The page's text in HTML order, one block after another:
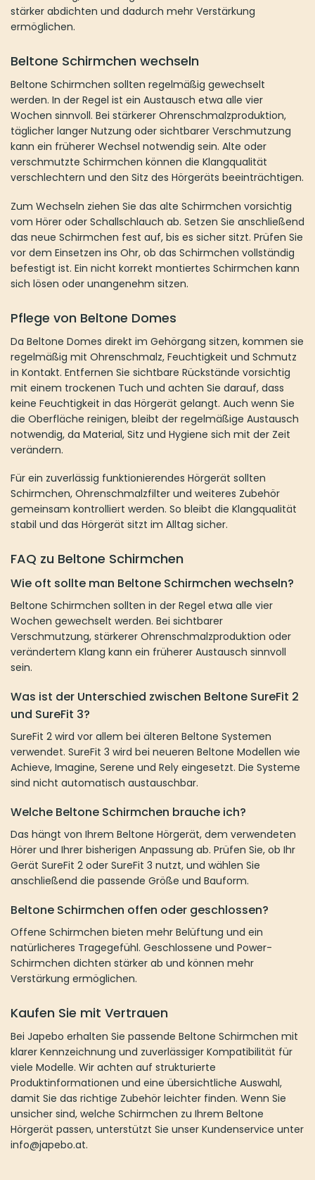
stärker abdichten und dadurch mehr Verstärkung
ermöglichen.
Beltone Schirmchen wechseln
Beltone Schirmchen sollten regelmäßig gewechselt
werden. In der Regel ist ein Austausch etwa alle vier
Wochen sinnvoll. Bei stärkerer Ohrenschmalzproduktion,
täglicher langer Nutzung oder sichtbarer Verschmutzung
kann ein früherer Wechsel notwendig sein. Alte oder
verschmutzte Schirmchen können die Klangqualität
verschlechtern und den Sitz des Hörgeräts beeinträchtigen.
Zum Wechseln ziehen Sie das alte Schirmchen vorsichtig
vom Hörer oder Schallschlauch ab. Setzen Sie anschließend
das neue Schirmchen fest auf, bis es sicher sitzt. Prüfen Sie
vor dem Einsetzen ins Ohr, ob das Schirmchen vollständig
befestigt ist. Ein nicht korrekt montiertes Schirmchen kann
sich lösen oder unangenehm sitzen.
Pflege von Beltone Domes
Da Beltone Domes direkt im Gehörgang sitzen, kommen sie
regelmäßig mit Ohrenschmalz, Feuchtigkeit und Schmutz
in Kontakt. Entfernen Sie sichtbare Rückstände vorsichtig
mit einem trockenen Tuch und achten Sie darauf, dass
keine Feuchtigkeit in das Hörgerät gelangt. Auch wenn Sie
die Oberfläche reinigen, bleibt der regelmäßige Austausch
notwendig, da Material, Sitz und Hygiene sich mit der Zeit
verändern.
Für ein zuverlässig funktionierendes Hörgerät sollten
Schirmchen, Ohrenschmalzfilter und weiteres Zubehör
gemeinsam kontrolliert werden. So bleibt die Klangqualität
stabil und das Hörgerät sitzt im Alltag sicher.
FAQ zu Beltone Schirmchen
Wie oft sollte man Beltone Schirmchen wechseln?
Beltone Schirmchen sollten in der Regel etwa alle vier
Wochen gewechselt werden. Bei sichtbarer
Verschmutzung, stärkerer Ohrenschmalzproduktion oder
verändertem Klang kann ein früherer Austausch sinnvoll
sein.
Was ist der Unterschied zwischen Beltone SureFit 2
und SureFit 3?
SureFit 2 wird vor allem bei älteren Beltone Systemen
verwendet. SureFit 3 wird bei neueren Beltone Modellen wie
Achieve, Imagine, Serene und Rely eingesetzt. Die Systeme
sind nicht automatisch austauschbar.
Welche Beltone Schirmchen brauche ich?
Das hängt von Ihrem Beltone Hörgerät, dem verwendeten
Hörer und Ihrer bisherigen Anpassung ab. Prüfen Sie, ob Ihr
Gerät SureFit 2 oder SureFit 3 nutzt, und wählen Sie
anschließend die passende Größe und Bauform.
Beltone Schirmchen offen oder geschlossen?
Offene Schirmchen bieten mehr Belüftung und ein
natürlicheres Tragegefühl. Geschlossene und Power-
Schirmchen dichten stärker ab und können mehr
Verstärkung ermöglichen.
Kaufen Sie mit Vertrauen
Bei Japebo erhalten Sie passende Beltone Schirmchen mit
klarer Kennzeichnung und zuverlässiger Kompatibilität für
viele Modelle. Wir achten auf strukturierte
Produktinformationen und eine übersichtliche Auswahl,
damit Sie das richtige Zubehör leichter finden. Wenn Sie
unsicher sind, welche Schirmchen zu Ihrem Beltone
Hörgerät passen, unterstützt Sie unser Kundenservice unter
info@japebo.at.